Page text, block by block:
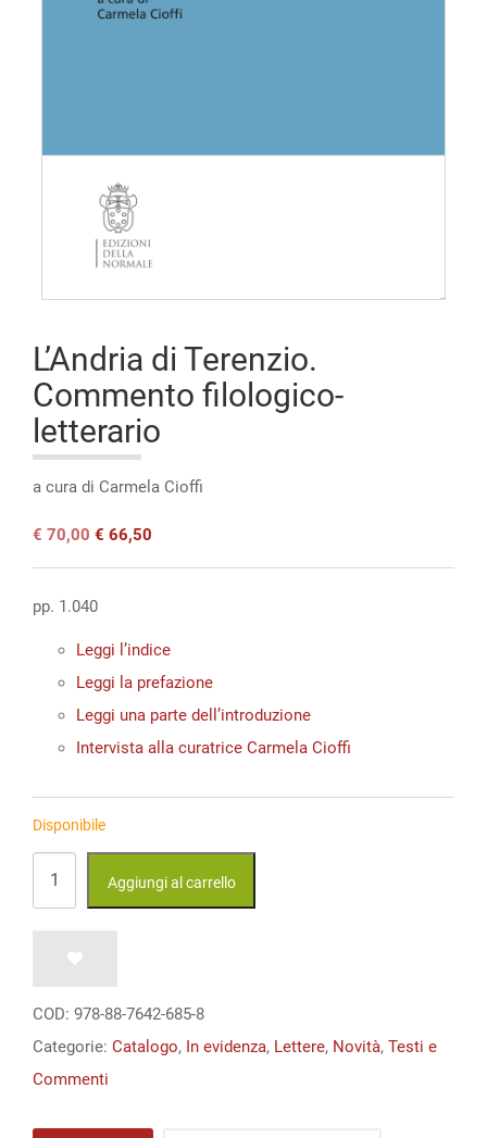
L’Andria di Terenzio.
Commento filologico-
letterario
a cura di Carmela Cioffi
Il
originale
€ 70,00.
€ 70,00 Il
attuale
è:
€ 70,00.
€ 66,50
pp. 1.040
Leggi l’indice
Leggi la prefazione
Leggi una parte dell’introduzione
Intervista alla curatrice Carmela Cioffi
Disponibile
Terenzio.
Commento
Aggiungi al carrello
COD: 978-88-7642-685-8
Categorie: Catalogo, In evidenza, Lettere, Novità, Testi e
Commenti